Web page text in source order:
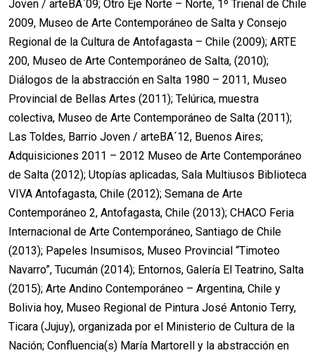
Joven / arteBA`09; Otro Eje Norte – Norte, 1º Trienal de Chile
2009, Museo de Arte Contemporáneo de Salta y Consejo
Regional de la Cultura de Antofagasta – Chile (2009); ARTE
200, Museo de Arte Contemporáneo de Salta, (2010);
Diálogos de la abstracción en Salta 1980 – 2011, Museo
Provincial de Bellas Artes (2011); Telúrica, muestra
colectiva, Museo de Arte Contemporáneo de Salta (2011);
Las Toldes, Barrio Joven / arteBA´12, Buenos Aires;
Adquisiciones 2011 – 2012 Museo de Arte Contemporáneo
de Salta (2012); Utopías aplicadas, Sala Multiusos Biblioteca
VIVA Antofagasta, Chile (2012); Semana de Arte
Contemporáneo 2, Antofagasta, Chile (2013); CHACO Feria
Internacional de Arte Contemporáneo, Santiago de Chile
(2013); Papeles Insumisos, Museo Provincial “Timoteo
Navarro”, Tucumán (2014); Entornos, Galería El Teatrino, Salta
(2015); Arte Andino Contemporáneo – Argentina, Chile y
Bolivia hoy, Museo Regional de Pintura José Antonio Terry,
Ticara (Jujuy), organizada por el Ministerio de Cultura de la
Nación; Confluencia(s) María Martorell y la abstracción en